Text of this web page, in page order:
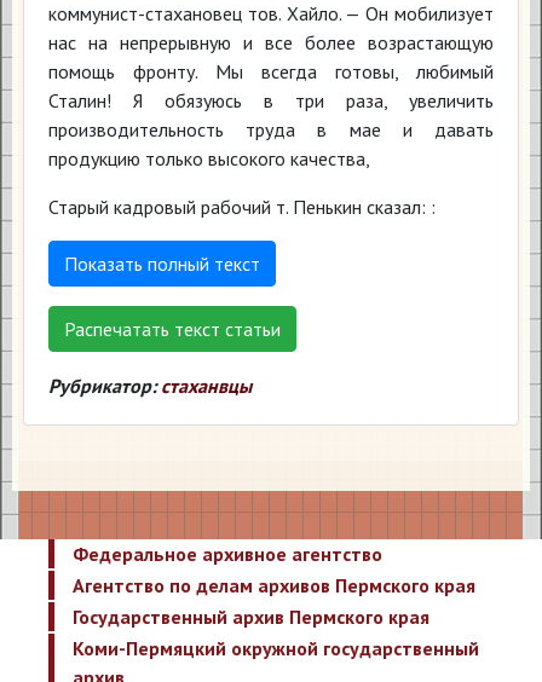
коммунист-стахановец тов. Хайло. — Он мобилизует
нас на непрерывную и все более возрастающую
помощь фронту. Мы всегда готовы, любимый
Сталин! Я обязуюсь в три раза, увеличить
производительность труда в мае и давать
продукцию только высокого качества,
Старый кадровый рабочий т. Пенькин сказал: :
Показать полный текст
Распечатать текст статьи
Рубрикатор: стаханвцы
Федеральное архивное агентство
Агентство по делам архивов Пермского края
Государственный архив Пермского края
Коми-Пермяцкий окружной государственный
архив